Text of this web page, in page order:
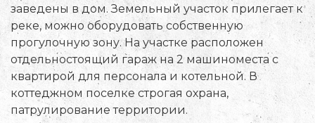
заведены в дом. Земельный участок прилегает к
реке, можно оборудовать собственную
прогулочную зону. На участке расположен
отдельностоящий гараж на 2 машиноместа с
квартирой для персонала и котельной. В
коттеджном поселке строгая охрана,
патрулирование территории.